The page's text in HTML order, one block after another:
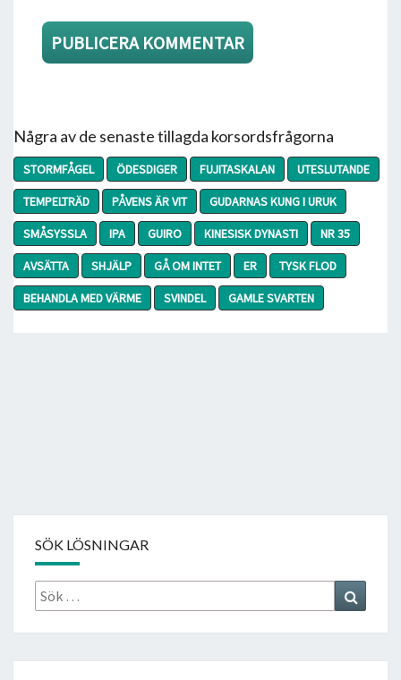
Några av de senaste tillagda korsordsfrågorna
STORMFÅGEL ÖDESDIGER FUJITASKALAN
UTESLUTANDE
TEMPELTRÄD
PÅVENS ÄR VIT
GUDARNAS KUNG I URUK
SMÅSYSSLA
IPA GUIRO KINESISK DYNASTI
NR 35
AVSÄTTA
SHJÄLP GÅ OM INTET ER
TYSK FLOD
BEHANDLA MED VÄRME
SVINDEL GAMLE SVARTEN
SÖK LÖSNINGAR
Sök
efter: